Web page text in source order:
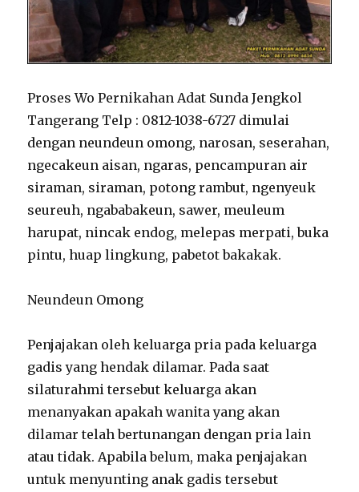
Proses Wo Pernikahan Adat Sunda Jengkol
Tangerang Telp : 0812-1038-6727 dimulai
dengan neundeun omong, narosan, seserahan,
ngecakeun aisan, ngaras, pencampuran air
siraman, siraman, potong rambut, ngenyeuk
seureuh, ngababakeun, sawer, meuleum
harupat, nincak endog, melepas merpati, buka
pintu, huap lingkung, pabetot bakakak.
Neundeun Omong
Penjajakan oleh keluarga pria pada keluarga
gadis yang hendak dilamar. Pada saat
silaturahmi tersebut keluarga akan
menanyakan apakah wanita yang akan
dilamar telah bertunangan dengan pria lain
atau tidak. Apabila belum, maka penjajakan
untuk menyunting anak gadis tersebut